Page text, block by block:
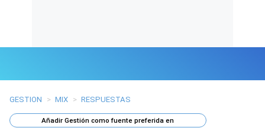
Últimas Noticias
GESTION > MIX > RESPUESTAS
AñadirGestión como fuente preferida en